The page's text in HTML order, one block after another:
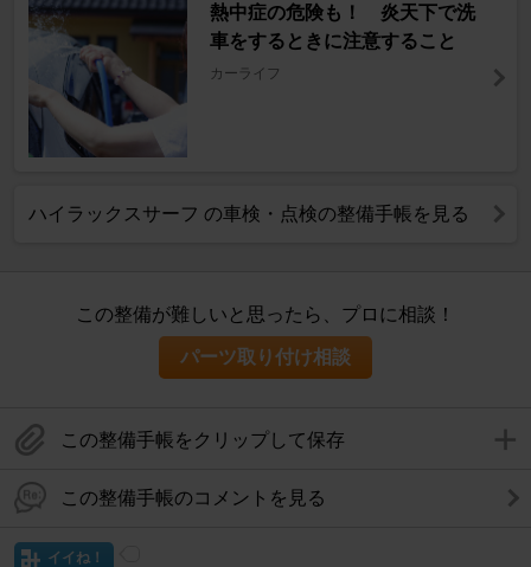
熱中症の危険も！ 炎天下で洗
車をするときに注意すること
カーライフ
ハイラックスサーフ の車検・点検の整備手帳を見る
この整備が難しいと思ったら、プロに相談！
パーツ取り付け相談
この整備手帳をクリップして保存
この整備手帳のコメントを見る
イイね！